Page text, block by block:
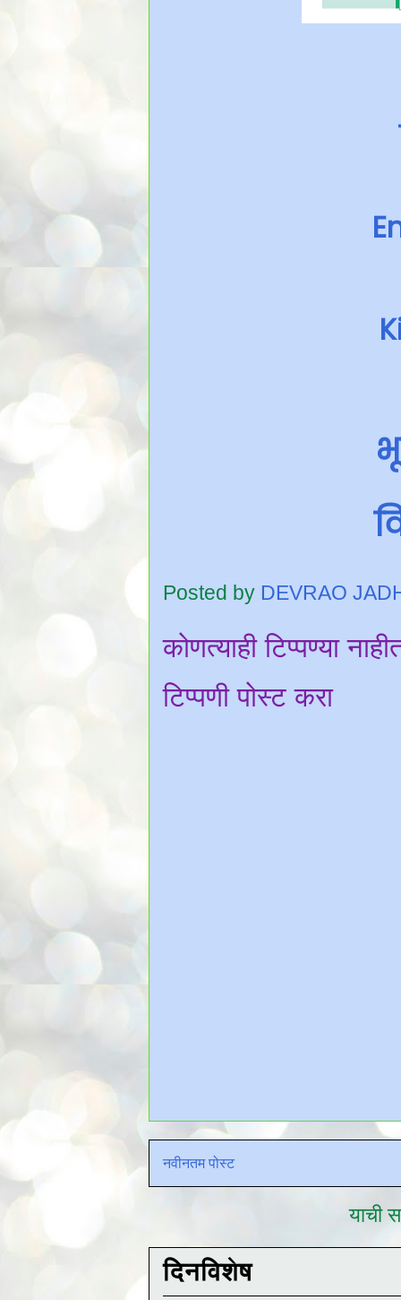
Posted by DEVRAO
कोणत्याही टिप्पण्‍या
टिप्पणी पोस्ट करा
नवीनतम पोस्ट
याची
दिनविशेष